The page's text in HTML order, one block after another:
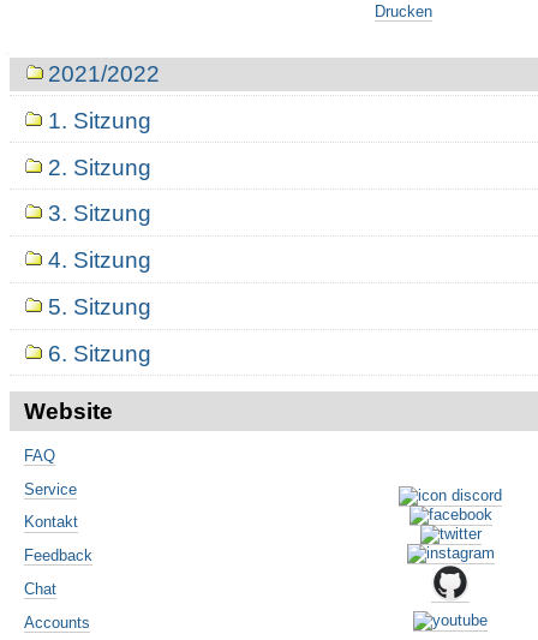
Drucken
Navigation2021/2022
1. Sitzung
2. Sitzung
3. Sitzung
4. Sitzung
5. Sitzung
6. Sitzung
Website
FAQ
Service
Kontakt
Feedback
Chat
Accounts